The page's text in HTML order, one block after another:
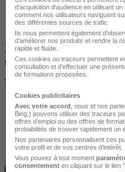
Formation e-learning : 7
distance
d'acquisition d'audience en utilisant
comment nos utilisateurs naviguent
des différentes sources de trafic.
Ils nous permettent également
d'améliorer nos produits et rendre la
rapide et fluide.
Ces cookies ou traceurs permettent
consultation et d'effectuer une
de formations proposées.
Cookies publicitaires
Avec votre accord , nous et nos
Bing,) pouvons utiliser des traceurs
offres d’emploi ou des offres de
probabilités de trouver rapidement un
Nos partenaires personnalisent ces
votre profil et de vos centres d’intérêt.
Vous pouvez à tout moment
consentement en cliquant sur le lien "